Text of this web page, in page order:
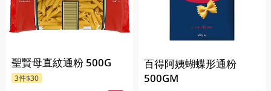
聖賢母直紋通粉 500G
3件$30
百得阿姨蝴蝶形通粉
500GM